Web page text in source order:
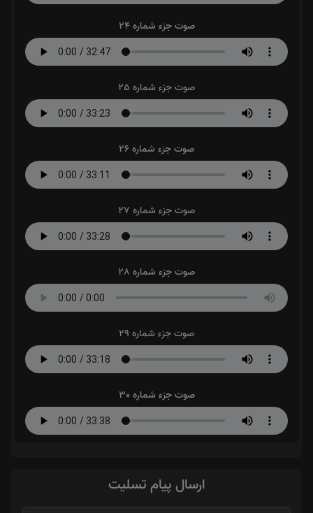
صوت جزء شماره 24
صوت جزء شماره 25
صوت جزء شماره 26
صوت جزء شماره 27
صوت جزء شماره 28
صوت جزء شماره 29
صوت جزء شماره 30
ارسال پیام تسلیت